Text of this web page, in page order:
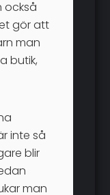
också
gör att
man
butik,
inte så
blir
man